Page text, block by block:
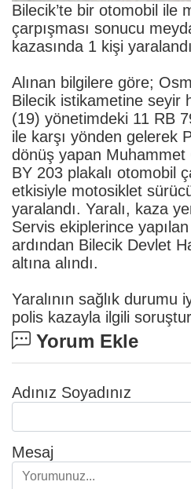
Bilecik’te bir otomobil ile
çarpışması sonucu
kazasında 1 kişi
Alınan bilgilere göre;
Bilecik istikametine seyir
(19) yönetimdeki 11 RB
ile karşı yönden gelerek
dönüş yapan Muhammet
BY 203 plakalı otomobil
etkisiyle motosiklet
yaralandı. Yaralı, kaza
Servis ekiplerince
ardından Bilecik Devlet
altına alındı.
Yaralının sağlık durumu
polis kazayla ilgili
Yorum Ekle
Adınız Soyadınız
Mesaj